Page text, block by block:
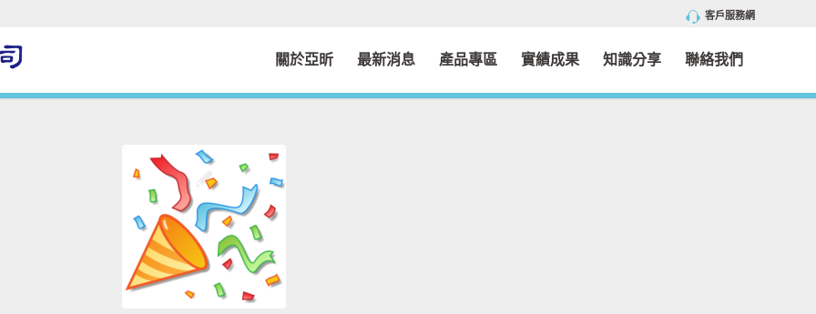
客戶服務網
關於亞昕 最新消息 產品專區 實績成果 知識分享 聯絡我們